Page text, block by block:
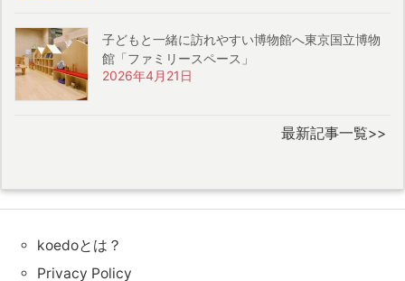
子どもと一緒に訪れやすい博物館へ東京国立博物
館「ファミリースペース」
2026年4月21日
最新記事一覧>>
koedoとは？
Privacy Policy